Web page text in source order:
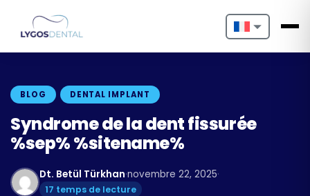
Nederlands
Français
BLOG DENTAL IMPLANT
Syndrome de la dent fissurée
%sep% %sitename%
Dt. Betül Türkhan·novembre 22, 2025·
17 temps de lecture